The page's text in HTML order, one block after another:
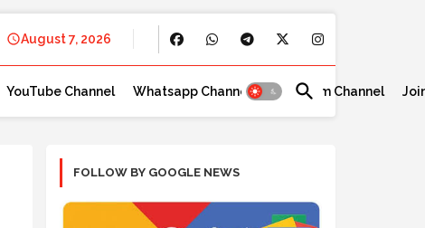
August 7, 2026
YouTube Channel Whatsapp Channel Telegram Channel
FOLLOW BY GOOGLE NEWS